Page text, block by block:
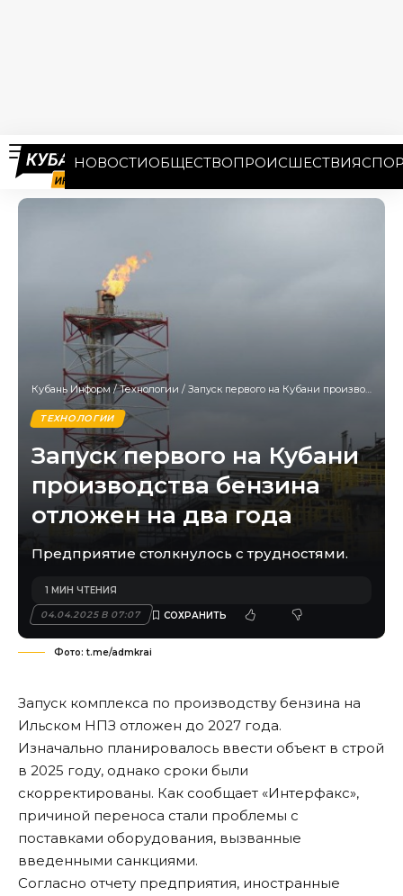
НОВОСТИОБЩЕСТВОПРОИСШЕСТВИЯ
Кубань Информ/Технологии / Запуск первого на Кубани производства бензина отложен на два года
ТЕХНОЛОГИИ
Запуск первого на Кубани
производства бензина
отложен на два года
Предприятие столкнулось с трудностями.
04.04.2025 В 07:07
1 МИН ЧТЕНИЯ
Фото: t.me/admkrai
Запуск комплекса по производству бензина на
Ильском НПЗ отложен до 2027 года.
Изначально планировалось ввести объект в строй
в 2025 году, однако сроки были
скорректированы. Как сообщает «Интерфакс»,
причиной переноса стали проблемы с
поставками оборудования, вызванные
введенными санкциями.
Согласно отчету предприятия, иностранные